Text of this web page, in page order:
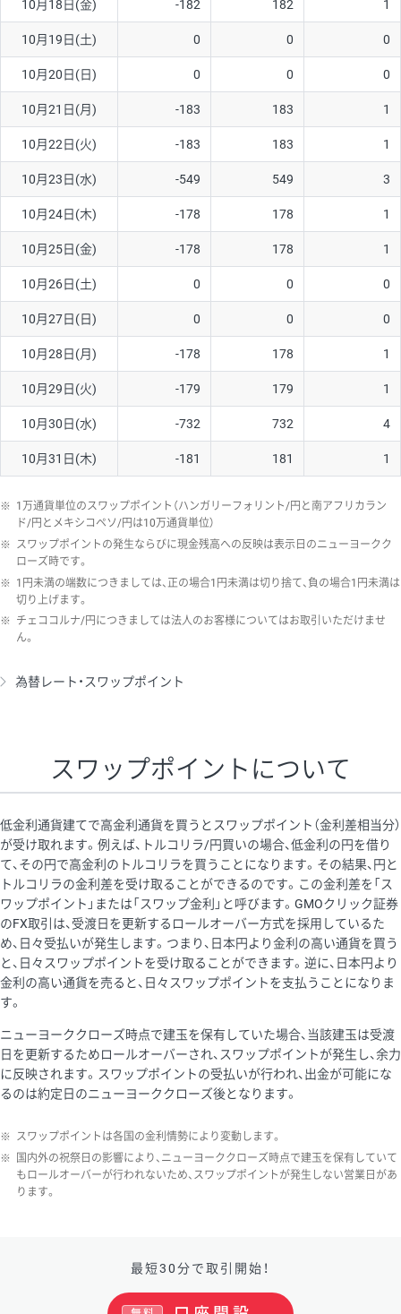
ソ/円は10万通貨単位。
10月18日(金) -182 182 1
10月19日(土) 0 0 0
10月20日(日) 0 0 0
10月21日(月) -183 183 1
10月22日(火) -183 183 1
10月23日(水) -549 549 3
10月24日(木) -178 178 1
10月25日(金) -178 178 1
10月26日(土) 0 0 0
10月27日(日) 0 0 0
10月28日(月) -178 178 1
10月29日(火) -179 179 1
10月30日(水) -732 732 4
10月31日(木) -181 181 1
※ 1万通貨単位のスワップポイント（ハンガリーフォリント/円と南アフリカラン
ド/円とメキシコペソ/円は10万通貨単位）
※ スワップポイントの発生ならびに現金残高への反映は表示日のニューヨークク
ローズ時です。
※ 1円未満の端数につきましては、正の場合1円未満は切り捨て、負の場合1円未満は
切り上げます。
※ チェココルナ/円につきましては法人のお客様についてはお取引いただけませ
ん。
為替レート・スワップポイント
スワップポイントについて
低金利通貨建てで高金利通貨を買うとスワップポイント（金利差相当分）
が受け取れます。例えば、トルコリラ/円買いの場合、低金利の円を借り
て、その円で高金利のトルコリラを買うことになります。その結果、円と
トルコリラの金利差を受け取ることができるのです。この金利差を「ス
ワップポイント」または「スワップ金利」と呼びます。GMOクリック証券
のFX取引は、受渡日を更新するロールオーバー方式を採用しているた
め、日々受払いが発生します。つまり、日本円より金利の高い通貨を買う
と、日々スワップポイントを受け取ることができます。逆に、日本円より
金利の高い通貨を売ると、日々スワップポイントを支払うことになりま
す。
ニューヨーククローズ時点で建玉を保有していた場合、当該建玉は受渡
日を更新するためロールオーバーされ、スワップポイントが発生し、余力
に反映されます。スワップポイントの受払いが行われ、出金が可能にな
るのは約定日のニューヨーククローズ後となります。
※ スワップポイントは各国の金利情勢により変動します。
※
国内外の祝祭日の影響により、ニューヨーククローズ時点で建玉を保有していて
もロールオーバーが行われないため、スワップポイントが発生しない営業日があ
ります。
最短30分で取引開始！